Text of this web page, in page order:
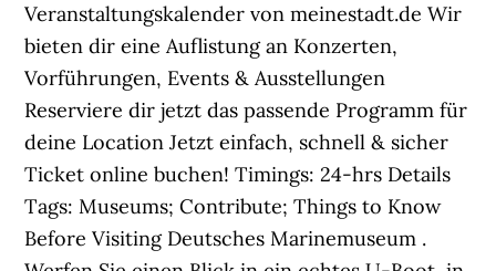
Veranstaltungskalender von meinestadt.de Wir
bieten dir eine Auflistung an Konzerten,
Vorführungen, Events & Ausstellungen
Reserviere dir jetzt das passende Programm für
deine Location Jetzt einfach, schnell & sicher
Ticket online buchen! Timings: 24-hrs Details
Tags: Museums; Contribute; Things to Know
Before Visiting Deutsches Marinemuseum .